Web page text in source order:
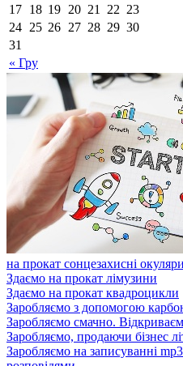
« Гру
17 18 19 20 21 22 23
24 25 26 27 28 29 30
31
на прокат сонцезахисні окуляри
Здаємо на прокат лімузини
Здаємо на прокат квадроцикли
Заробляємо з допомогою
Заробляємо смачно.
Заробляємо, продаючи бізнес
Заробляємо на записуванні